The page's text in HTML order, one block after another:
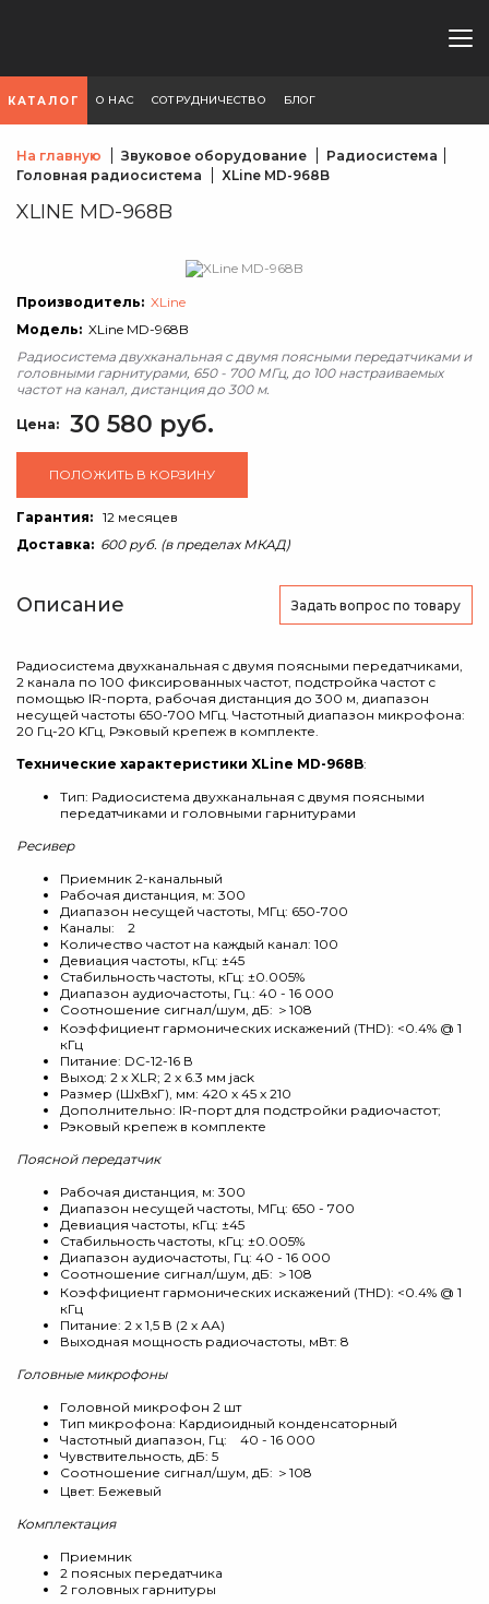
КАТАЛОГ О НАС СОТРУДНИЧЕСТВО БЛОГ
На главную Звуковое оборудование
Радиосистема
Головная радиосистема
XLine MD-968B
XLINE MD-968B
Производитель: XLine
Модель: XLine MD-968B
Радиосистема двухканальная c двумя поясными передатчиками и
головными гарнитурами, 650 - 700 МГц, до 100 настраиваемых
частот на канал, дистанция до 300 м.
Цена: 30 580 руб.
ПОЛОЖИТЬ В КОРЗИНУ
Гарантия: 12 месяцев
Доставка: 600 руб. (в пределах МКАД)
Описание Задать вопрос по товару
Радиосистема двухканальная c двумя поясными передатчиками,
2 канала по 100 фиксированных частот, подстройка частот с
помощью IR-порта, рабочая дистанция до 300 м, диапазон
несущей частоты 650-700 МГц. Частотный диапазон микрофона:
20 Гц-20 KГц, Рэковый крепеж в комплекте.
Технические характеристики XLine MD-968B:
Тип: Радиосистема двухканальная c двумя поясными
передатчиками и головными гарнитурами
Ресивер
Приемник 2-канальный
Рабочая дистанция, м: 300
Диапазон несущей частоты, МГц: 650-700
Каналы: 2
Количество частот на каждый канал: 100
Девиация частоты, кГц: ±45
Стабильность частоты, кГц: ±0.005%
Диапазон аудиочастоты, Гц.: 40 - 16 000
Соотношение сигнал/шум, дБ: ＞108
Коэффициент гармонических искажений (THD): <0.4% @ 1
кГц
Питание: DC-12-16 В
Выход: 2 х XLR; 2 x 6.3 мм jack
Размер (ШхВхГ), мм: 420 x 45 x 210
Дополнительно: IR-порт для подстройки радиочастот;
Рэковый крепеж в комплекте
Поясной передатчик
Рабочая дистанция, м: 300
Диапазон несущей частоты, МГц: 650 - 700
Девиация частоты, кГц: ±45
Стабильность частоты, кГц: ±0.005%
Диапазон аудиочастоты, Гц: 40 - 16 000
Соотношение сигнал/шум, дБ: ＞108
Коэффициент гармонических искажений (THD): <0.4% @ 1
кГц
Питание: 2 х 1,5 В (2 х АА)
Выходная мощность радиочастоты, мВт: 8
Головные микрофоны
Головной микрофон 2 шт
Тип микрофона: Кардиоидный конденсаторный
Частотный диапазон, Гц: 40 - 16 000
Чувствительность, дБ: 5
Соотношение сигнал/шум, дБ: ＞108
Цвет: Бежевый
Комплектация
Приемник
2 поясных передатчика
2 головных гарнитуры